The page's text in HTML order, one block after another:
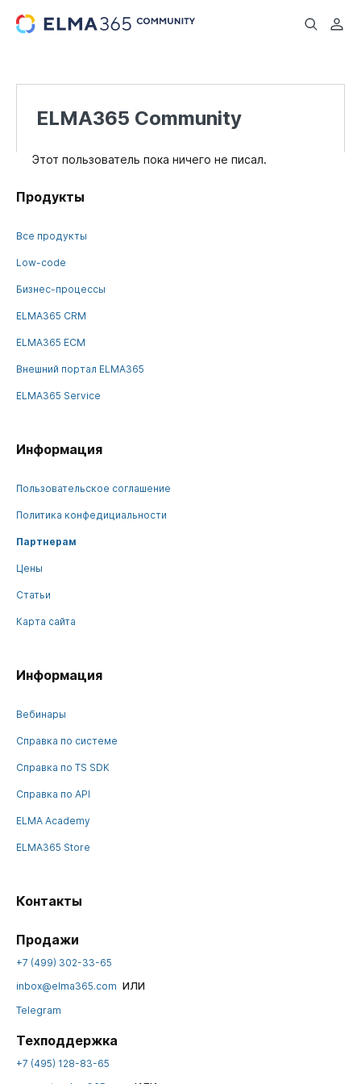
...
ELMA365 Community
Этот пользователь пока ничего не писал.
Продукты
Все продукты
Low-code
Бизнес-процессы
ELMA365 CRM
ELMA365 ECM
Внешний портал ELMA365
ELMA365 Service
Информация
Пользовательское соглашение
Политика конфедициальности
Партнерам
Цены
Статьи
Карта сайта
Информация
Вебинары
Справка по системе
Справка по TS SDK
Справка по API
ELMA Academy
ELMA365 Store
Контакты
Продажи
+7 (499) 302-33-65
inbox@elma365.com или
Telegram
Техподдержка
+7 (495) 128-83-65